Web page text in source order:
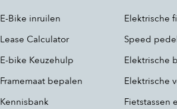
E-Bike inruilen
Lease Calculator
E-bike Keuzehulp
Framemaat bepalen
Kennisbank
Elektrische
Speed
Elektrische
Elektrische
Fietstassen